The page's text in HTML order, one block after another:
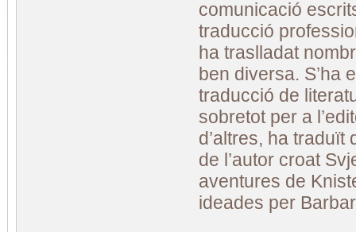
comunicació
traducció
ha traslladat
ben diversa. S’ha
traducció de
sobretot per a
d’altres, ha traduït
de l’autor croat
aventures de
ideades per